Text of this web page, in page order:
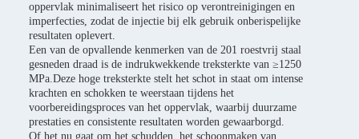
oppervlak minimaliseert het risico op verontreinigingen en
imperfecties, zodat de injectie bij elk gebruik onberispelijke
resultaten oplevert.
Een van de opvallende kenmerken van de 201 roestvrij staal
gesneden draad is de indrukwekkende treksterkte van ≥1250
MPa.Deze hoge treksterkte stelt het schot in staat om intense
krachten en schokken te weerstaan tijdens het
voorbereidingsproces van het oppervlak, waarbij duurzame
prestaties en consistente resultaten worden gewaarborgd.
Of het nu gaat om het schudden, het schoonmaken van